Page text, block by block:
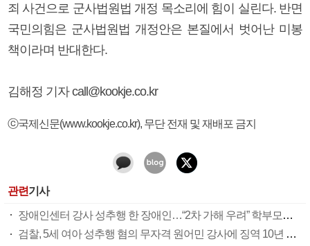
죄 사건으로 군사법원법 개정 목소리에 힘이 실린다. 반면
국민의힘은 군사법원법 개정안은 본질에서 벗어난 미봉
책이라며 반대한다.
김해정 기자 call@kookje.co.kr
ⓒ국제신문(www.kookje.co.kr), 무단 전재 및 재배포 금지
관련기사
장애인센터 강사 성추행 한 장애인…“2차 가해 우려” 학부모들 집단민원
검찰, 5세 여아 성추행 혐의 무자격 원어민 강사에 징역 10년 구형